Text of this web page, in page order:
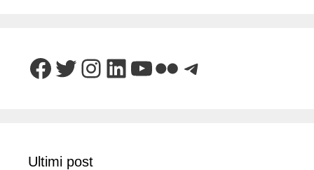
Facebook
Twitter
Instagram
LinkedIn
YouTube
FlickrTelegram
Ultimi post